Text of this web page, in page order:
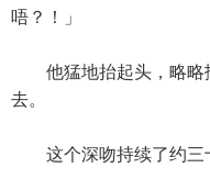
唔？！」
他猛地抬起头，略略
去。
这个深吻持续了约三